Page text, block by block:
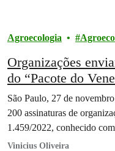
Agroecologia
Organizações
do “Pacote do
São Paulo, 27 de
200 assinaturas de
1.459/2022, conhecido
Vinicius Oliveira